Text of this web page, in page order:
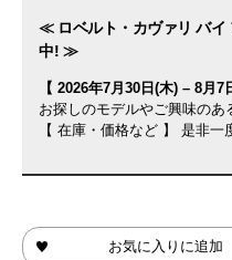
≪ ロベルト・カヴァリ バイ
中! ≫
【 2026年7月30日(木) – 8月7
お探しのモデルやご興味のあ
【 在庫・価格など 】 是非
お気に入りに追加